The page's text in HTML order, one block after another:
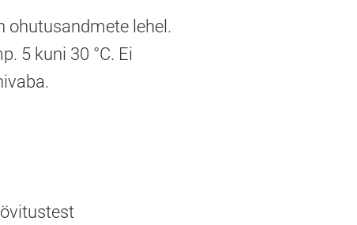
ohutusandmete lehel.
5 kuni 30 °C. Ei